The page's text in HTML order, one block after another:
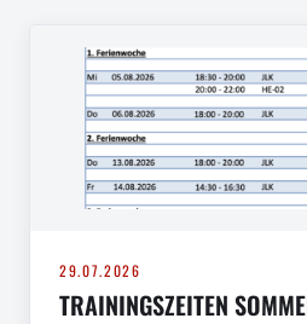
29.07.2026
TRAININGSZEITEN